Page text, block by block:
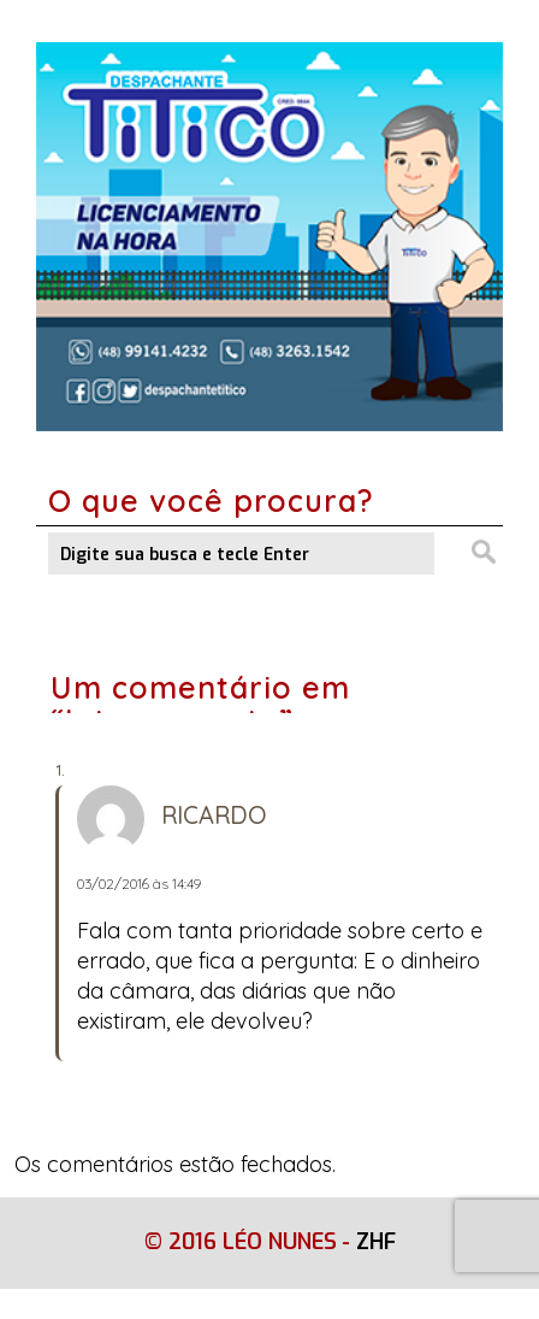
O que você procura?
Um comentário em
“Internamente”
RICARDO
03/02/2016 às 14:49
Fala com tanta prioridade sobre certo e
errado, que fica a pergunta: E o dinheiro
da câmara, das diárias que não
existiram, ele devolveu?
Os comentários estão fechados.
© 2016 LÉO NUNES - ZHF